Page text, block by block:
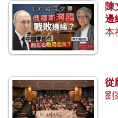
陳
邊
本
從
劉